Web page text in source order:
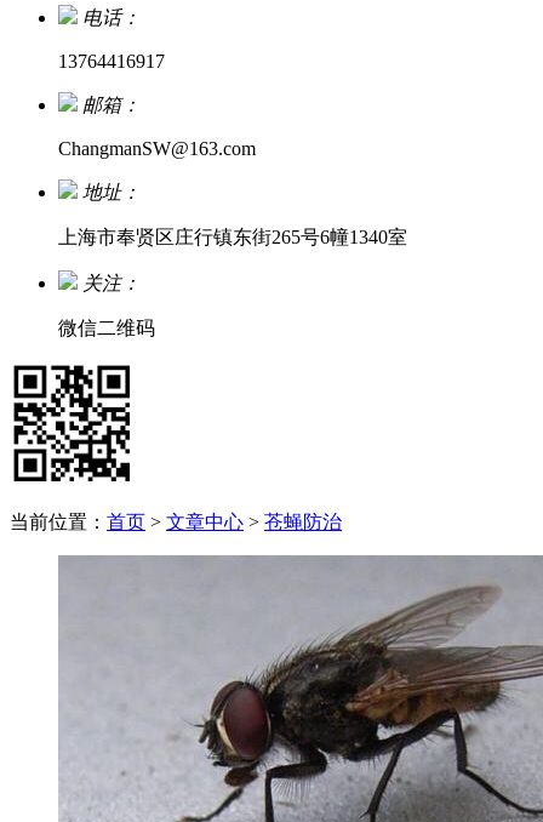
电话：
13764416917
邮箱：
ChangmanSW@163.com
地址：
上海市奉贤区庄行镇东街265号6幢1340室
关注：
微信二维码
当前位置： 首页 > 文章中心 > 苍蝇防治